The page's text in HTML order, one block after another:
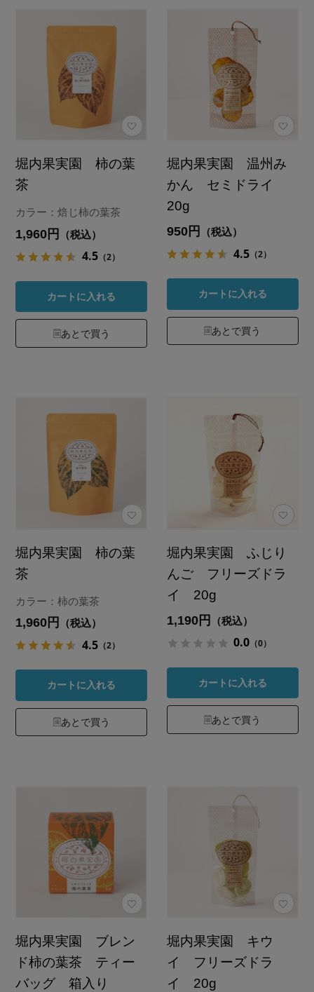
堀内果実園 柿の葉
茶
カラー：焙じ柿の葉茶
1,960円 （税込）
4.5 （2）
カートに入れる
あとで買う
堀内果実園 温州み
かん セミドライ
20g
950円 （税込）
4.5 （2）
カートに入れる
あとで買う
堀内果実園 柿の葉
茶
カラー：柿の葉茶
1,960円 （税込）
4.5 （2）
カートに入れる
あとで買う
堀内果実園 ふじり
んご フリーズドラ
イ 20g
1,190円 （税込）
0.0 （0）
カートに入れる
あとで買う
堀内果実園 ブレン
ド柿の葉茶 ティー
バッグ 箱入り
堀内果実園 キウ
イ フリーズドラ
イ 20g